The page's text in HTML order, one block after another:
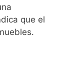
que el